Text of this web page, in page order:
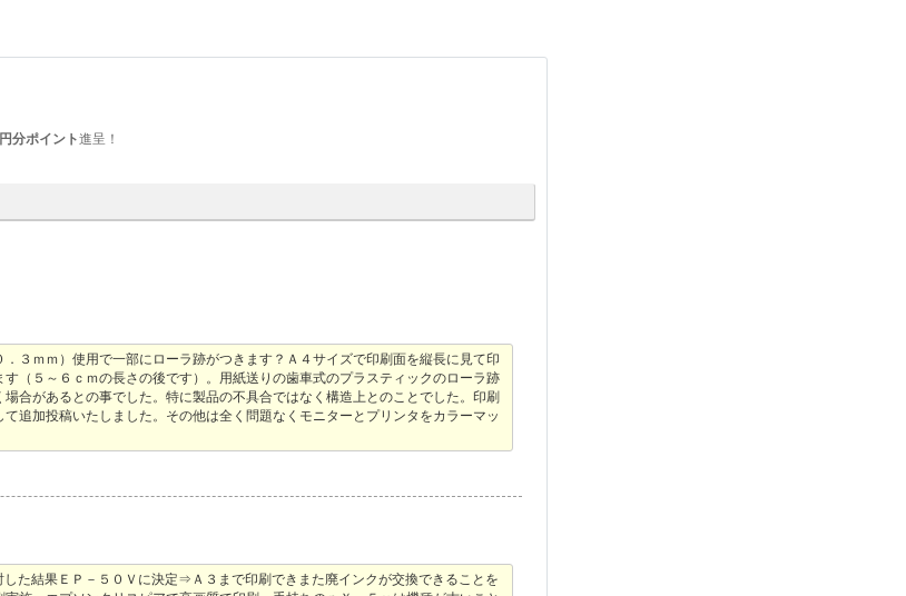
分ポイント進呈！
３ｍｍ）使用で一部にローラ跡がつきます？Ａ４サイズで印刷面を縦長に見て印
（５～６ｃｍの長さの後です）。用紙送りの歯車式のプラスティックのローラ跡
合があるとの事でした。特に製品の不具合ではなく構造上とのことでした。印刷
追加投稿いたしました。その他は全く問題なくモニターとプリンタをカラーマッ
た結果ＥＰ－５０Ｖに決定⇒Ａ３まで印刷できまた廃インクが交換できることを